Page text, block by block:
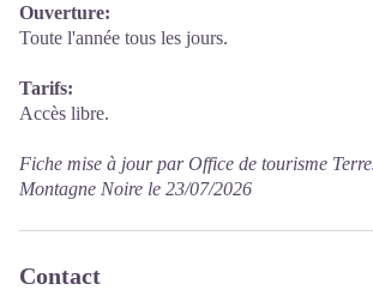
Ouverture:
Toute l'année tous les jours.
Tarifs:
Accès libre.
Fiche mise à jour par Office de tourisme
Montagne Noire le 23/07/2026
Contact